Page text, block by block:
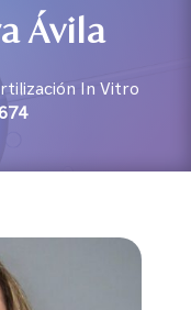
Ávila
In Vitro